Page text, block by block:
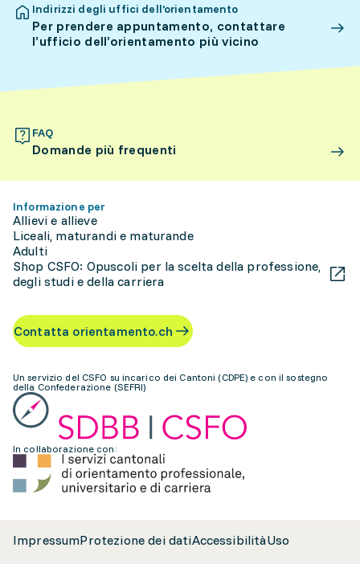
Indirizzi degli uffici dell’orientamento
Per prendere appuntamento, contattare
l’ufficio dell’orientamento più vicino
FAQ
Domande più frequenti
Informazione per
Allievi e allieve
Liceali, maturandi e maturande
Adulti
Shop CSFO: Opuscoli per la scelta della professione,
degli studi e della carriera
Contatta orientamento.ch
Un servizio del CSFO su incarico dei Cantoni (CDPE) e con il sostegno
della Confederazione (SEFRI)
In collaborazione con:
ImpressumProtezione dei datiAccessibilitàUso